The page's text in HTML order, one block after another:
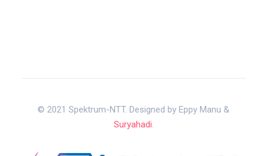
© 2021 Spektrum-NTT. Designed by Eppy Manu &
Suryahadi.